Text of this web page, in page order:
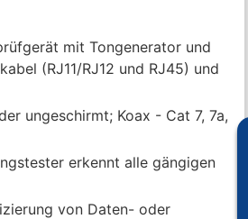
mit Tongenerator und
(RJ11/RJ12 und RJ45) und
ungeschirmt; Koax - Cat 7, 7a,
erkennt alle gängigen
von Daten- oder